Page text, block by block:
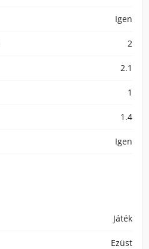
Igen
2
2.1
1
1.4
Igen
Játék
Ezüst